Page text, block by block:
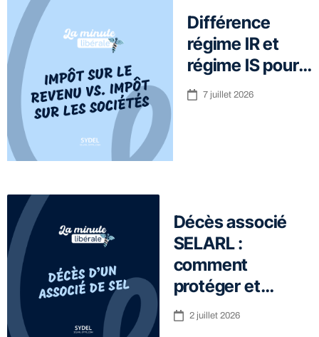
Différence
régime IR et
régime IS pour…
7 juillet 2026
Décès associé
SELARL :
comment
protéger et…
2 juillet 2026